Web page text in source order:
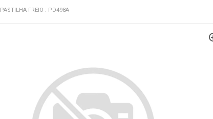
PASTILHA FREIO : PD498A